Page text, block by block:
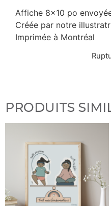
Affiche 8×10 po
Créée par notre
Imprimée à Montréal
PRODUITS